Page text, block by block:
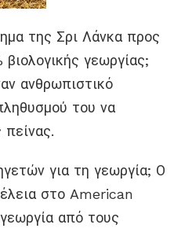
της Σρι Λάνκα προς
γεωργίας;
ανθρωπιστικό
του να
πείνας.
για τη γεωργία; Ο
στο American
από τους